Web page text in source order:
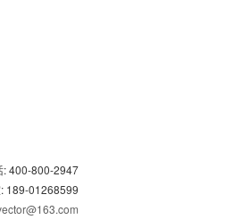
: 400-800-2947
189-01268599